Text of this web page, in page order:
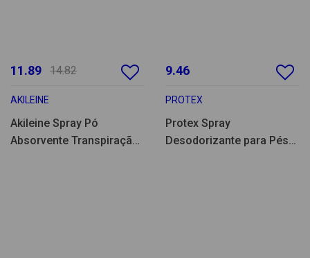
11.89 14.82
AKILEINE
Akileine Spray Pó
Absorvente Transpiração
9.46
PROTEX
Protex Spray
Desodorizante para Pés